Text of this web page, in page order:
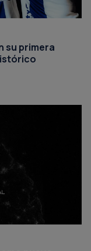
su primera